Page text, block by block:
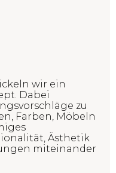
wir ein
Dabei
zu
Farben, Möbeln
Ästhetik
miteinander